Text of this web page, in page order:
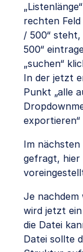
rechten
/ 500“
500“
„suchen“
In der jetzt
Punkt „alle
exportieren“
Im
gefragt, hier
Je nachdem
wird jetzt
die Datei
Datei sollte